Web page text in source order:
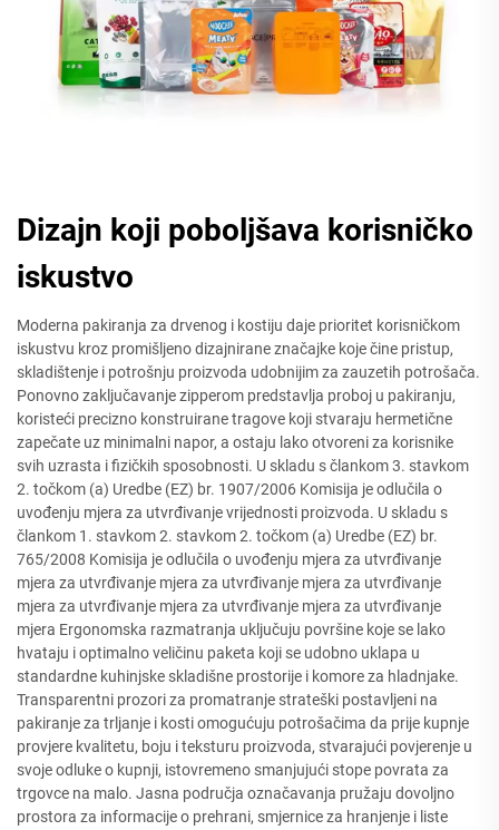
Dizajn koji poboljšava korisničko
iskustvo
Moderna pakiranja za drvenog i kostiju daje prioritet korisničkom
iskustvu kroz promišljeno dizajnirane značajke koje čine pristup,
skladištenje i potrošnju proizvoda udobnijim za zauzetih potrošača.
Ponovno zaključavanje zipperom predstavlja proboj u pakiranju,
koristeći precizno konstruirane tragove koji stvaraju hermetične
zapečate uz minimalni napor, a ostaju lako otvoreni za korisnike
svih uzrasta i fizičkih sposobnosti. U skladu s člankom 3. stavkom
2. točkom (a) Uredbe (EZ) br. 1907/2006 Komisija je odlučila o
uvođenju mjera za utvrđivanje vrijednosti proizvoda. U skladu s
člankom 1. stavkom 2. stavkom 2. točkom (a) Uredbe (EZ) br.
765/2008 Komisija je odlučila o uvođenju mjera za utvrđivanje
mjera za utvrđivanje mjera za utvrđivanje mjera za utvrđivanje
mjera za utvrđivanje mjera za utvrđivanje mjera za utvrđivanje
mjera Ergonomska razmatranja uključuju površine koje se lako
hvataju i optimalno veličinu paketa koji se udobno uklapa u
standardne kuhinjske skladišne prostorije i komore za hladnjake.
Transparentni prozori za promatranje strateški postavljeni na
pakiranje za trljanje i kosti omogućuju potrošačima da prije kupnje
provjere kvalitetu, boju i teksturu proizvoda, stvarajući povjerenje u
svoje odluke o kupnji, istovremeno smanjujući stope povrata za
trgovce na malo. Jasna područja označavanja pružaju dovoljno
prostora za informacije o prehrani, smjernice za hranjenje i liste